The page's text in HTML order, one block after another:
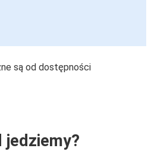
są od dostępności
jedziemy?